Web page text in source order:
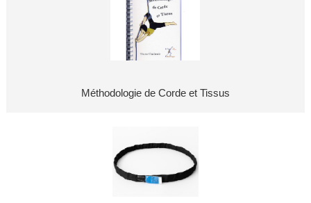
Méthodologie de Corde et Tissus